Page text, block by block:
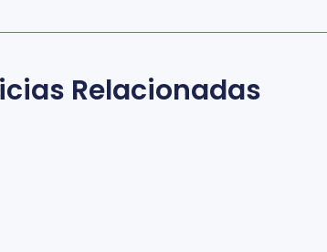
Relacionadas